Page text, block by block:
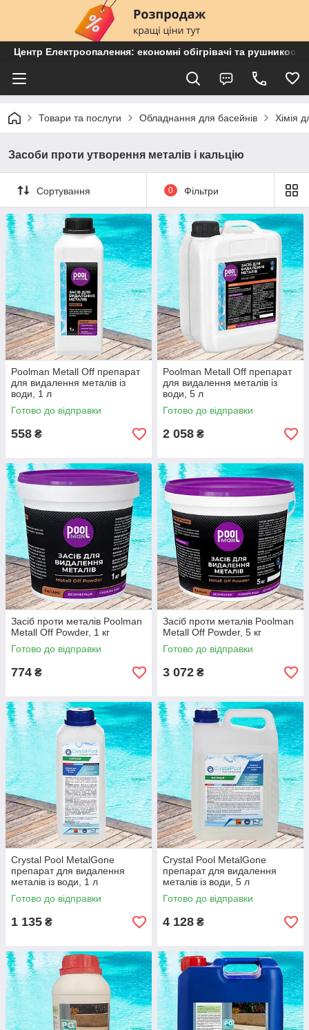
Центр Електроопалення: економні обігрівачі та
Товари та послуги Обладнання для басейнів Хімія
Засоби проти утворення металів і кальцію
Сортування 0 Фільтри
Poolman Metall Off препарат
для видалення металів із
води, 1 л
Готово до відправки
558 ₴
Poolman Metall Off препарат
для видалення металів із
води, 5 л
Готово до відправки
2 058 ₴
Засіб проти металів Poolman
Metall Off Powder, 1 кг
Готово до відправки
774 ₴
Засіб проти металів Poolman
Metall Off Powder, 5 кг
Готово до відправки
3 072 ₴
Crystal Pool MetalGone
препарат для видалення
металів із води, 1 л
Готово до відправки
1 135 ₴
Crystal Pool MetalGone
препарат для видалення
металів із води, 5 л
Готово до відправки
4 128 ₴